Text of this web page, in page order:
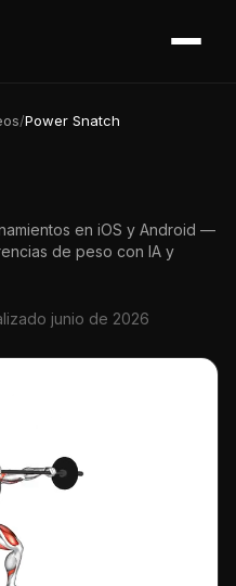
/Power Snatch
en iOS y Android —
de peso con IA y
junio de 2026